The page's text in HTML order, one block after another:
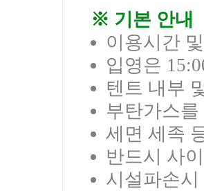
※ 기본 안내
이용시간
입영은
텐트 내부
부탄가스
세면 세족
반드시 사
시설파손